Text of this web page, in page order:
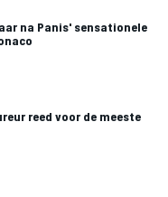
na Panis' sensationele
reed voor de meeste